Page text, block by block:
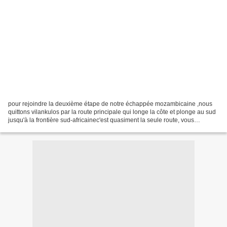
pour rejoindre la deuxième étape de notre échappée mozambicaine ,nous
quittons vilankulos par la route principale qui longe la côte et plonge au sud
jusqu'à la frontière sud-africainec'est quasiment la seule route, vous